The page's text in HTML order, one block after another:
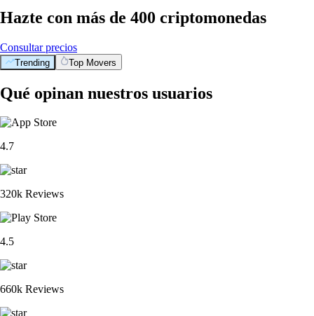
Hazte con más de 400 criptomonedas
Consultar precios
Trending Top Movers
Qué opinan nuestros usuarios
4.7
320k Reviews
4.5
660k Reviews